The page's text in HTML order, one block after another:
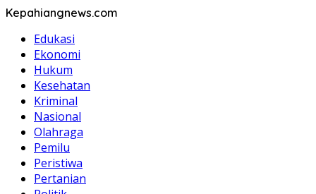
Kepahiangnews.com
Edukasi
Ekonomi
Hukum
Kesehatan
Kriminal
Nasional
Olahraga
Pemilu
Peristiwa
Pertanian